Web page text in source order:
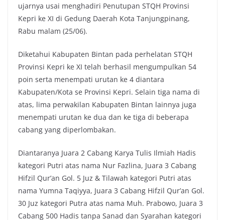
ujarnya usai menghadiri Penutupan STQH Provinsi
Kepri ke XI di Gedung Daerah Kota Tanjungpinang,
Rabu malam (25/06).
Diketahui Kabupaten Bintan pada perhelatan STQH
Provinsi Kepri ke XI telah berhasil mengumpulkan 54
poin serta menempati urutan ke 4 diantara
Kabupaten/Kota se Provinsi Kepri. Selain tiga nama di
atas, lima perwakilan Kabupaten Bintan lainnya juga
menempati urutan ke dua dan ke tiga di beberapa
cabang yang diperlombakan.
Diantaranya Juara 2 Cabang Karya Tulis Ilmiah Hadis
kategori Putri atas nama Nur Fazlina, Juara 3 Cabang
Hifzil Qur’an Gol. 5 Juz & Tilawah kategori Putri atas
nama Yumna Taqiyya, Juara 3 Cabang Hifzil Qur’an Gol.
30 Juz kategori Putra atas nama Muh. Prabowo, Juara 3
Cabang 500 Hadis tanpa Sanad dan Syarahan kategori